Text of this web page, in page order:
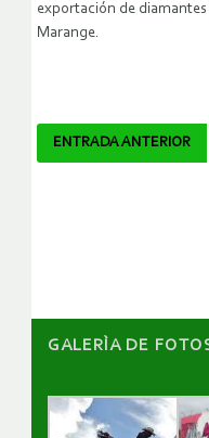
exportación de
Marange.
Navegador
ENTRADA ANTERIOR
GALERÌA DE